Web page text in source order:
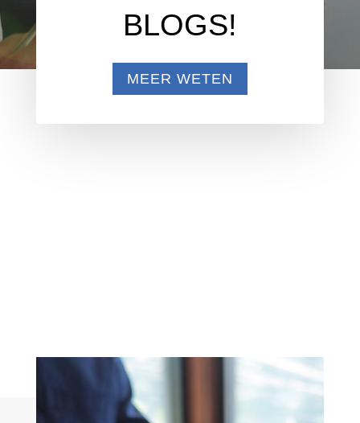
BLOGS!
MEER WETEN